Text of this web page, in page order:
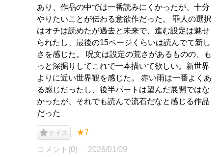
あり、作品の中では一番読みにくかったが、十分
やりたいことが伝わる意欲作だった。 罪人の選択
はオチは読めたが過去と未来で、進む設定は魅せ
られたし、最後の15ページくらいは読んでて新し
さを感じた。 呪文は設定の荒さがあるものの、も
っと深掘りしてこれで一本描いて欲しい。新世界
よりに近い世界観を感じた。 赤い雨は一番よくあ
る感じだったし、後半パートは望んだ展開ではな
かったが、それでも読んで流石だなと感じる作品
だった
ナイス ★7
コメント(0) 2026/01/09